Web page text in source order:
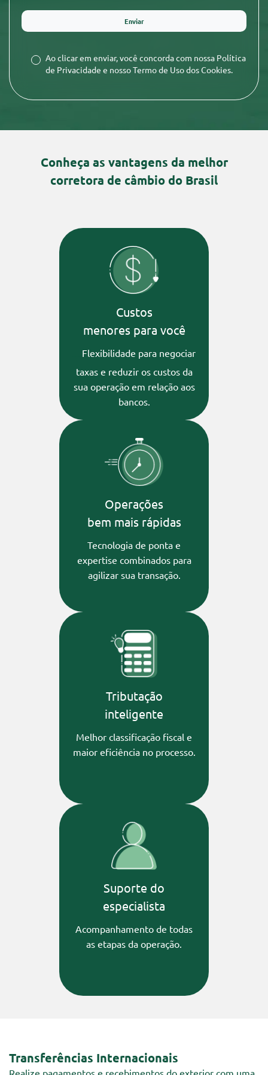
Ao clicar em enviar, você concorda com nossa Política
de Privacidade e nossoTermo de Uso dos Cookies
Conheça as vantagens da melhor
corretora de câmbio do Brasil
Custos
menores para você
Flexibilidade para negociar
taxas e reduzir os custos da
sua operação em relação aos
bancos.
Operações
bem mais rápidas
Tecnologia de ponta e
expertise combinados para
agilizar sua transação.
Tributação
inteligente
Melhor classificação fiscal e
maior eficiência no processo.
Suporte do
especialista
Acompanhamento de todas
as etapas da operação.
Transferências Internacionais
Realize pagamentos e recebimentos do exterior com uma